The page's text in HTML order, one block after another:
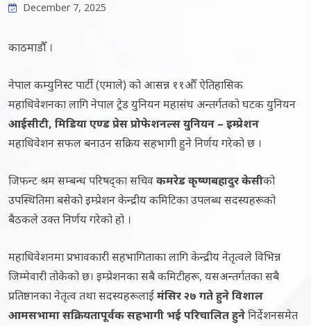
December 7, 2025
काठमाडौँ ।
नेपाल कम्युनिस्ट पार्टी (एमाले) को आसन्न ११औँ ऐतिहासिक
महाधिवेशनका लागि नेपाल ट्रेड युनियन महासंघ अन्तर्गतको घटक युनियन
आईसीटी, मिडिया एण्ड प्रेस प्रोफेशनल्स युनियन – इम्प्रेशन
महाधिवेशन सफल बनाउन सक्रिय सहभागी हुने निर्णय गरेको छ ।
जिफन्ट श्रम सम्बन्ध परिषद्का सचिवकमरेड कृष्णबहादुर केसीको
उपस्थितिमा बसेको इम्प्रेशन केन्द्रीय कमिटिका उपलब्ध सदस्यहरूको
बैठकले उक्त निर्णय गरेको हो ।
महाधिवेशनमा प्रभावकारी सहभागिताका लागि केन्द्रीय नेतृत्वले विभिन्न
जिम्मेवारी तोकेको छ। इम्प्रेशनका सबै कमिटीहरू, यसअन्तर्गतका सबै
प्रतिष्ठानका नेतृत्व तथा सदस्यहरूलाईमंसिर २७ गते हुने विशाल
आमसभामा सक्रियतापूर्वक सहभागी भई परिचालित हुनेनिर्देशनसमेत